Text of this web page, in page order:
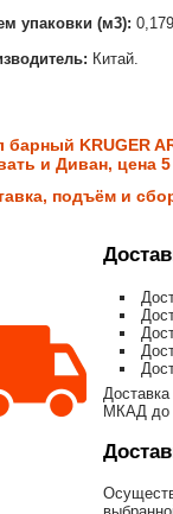
упаковки (м3):
Китай.
барный KRUGER
и Диван, цена
подъём и
МКАД до